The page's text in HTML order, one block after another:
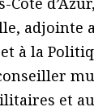
adjointe
à la
et